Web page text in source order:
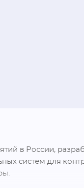
в России,
систем для